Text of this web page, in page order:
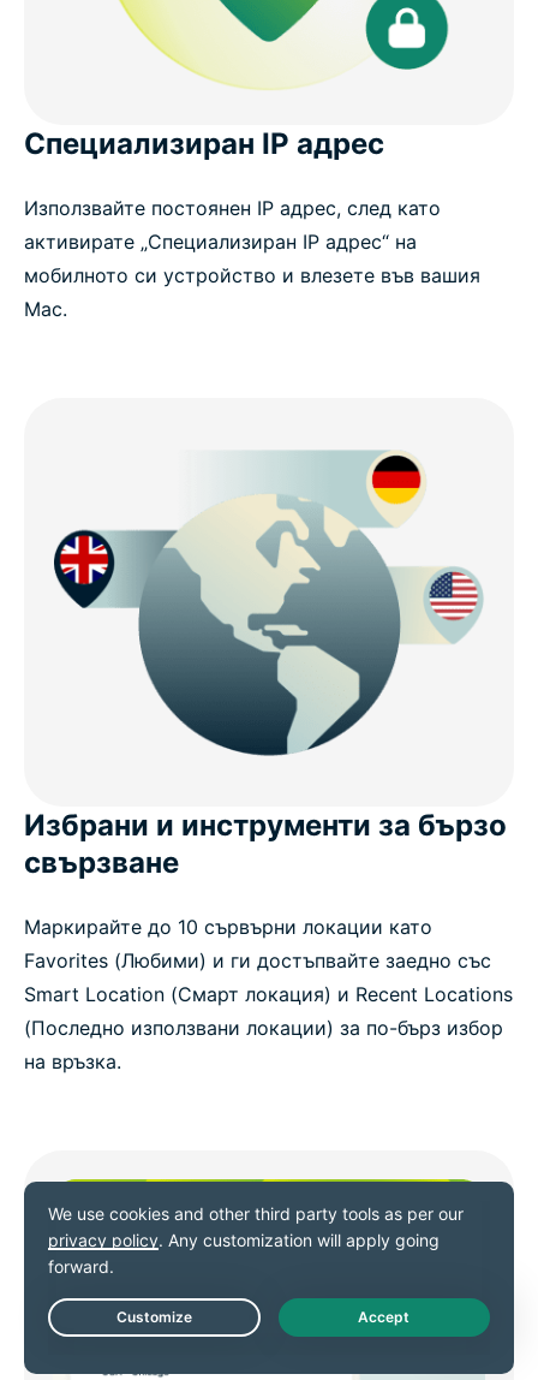
Специализиран IP адрес
Използвайте постоянен IP адрес, след като
активирате „Специализиран IP адрес“ на
мобилното си устройство и влезете във вашия
Mac.
Избрани и инструменти за бързо
свързване
Маркирайте до 10 сървърни локации като
Favorites (Любими) и ги достъпвайте заедно със
Smart Location (Смарт локация) и Recent Locations
(Последно използвани локации) за по-бърз избор
на връзка.
Live Chat